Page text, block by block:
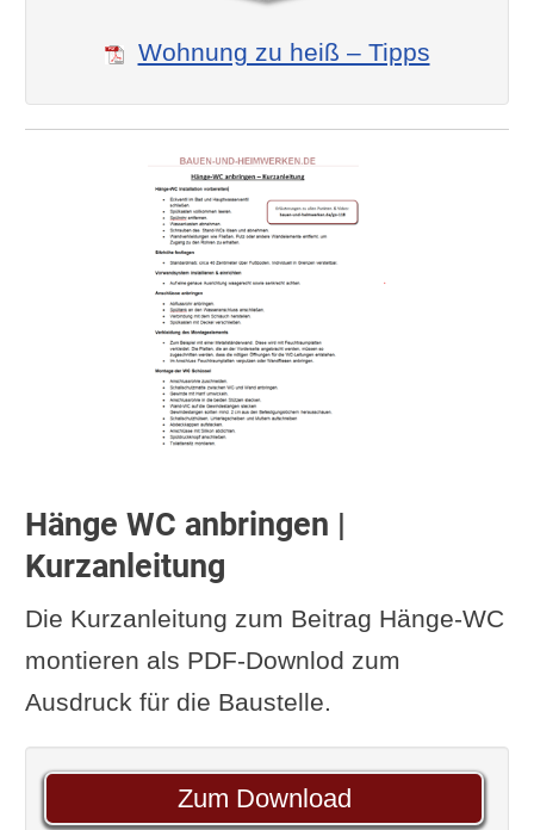
Wohnung zu heiß – Tipps
Hänge WC anbringen |
Kurzanleitung
Die Kurzanleitung zum Beitrag Hänge-WC
montieren als PDF-Downlod zum
Ausdruck für die Baustelle.
Zum Download